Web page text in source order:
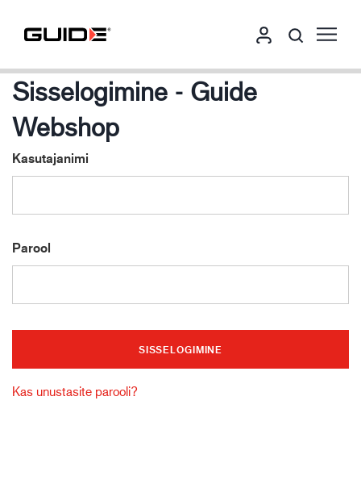
Sisselogimine - Guide
Webshop
Kasutajanimi
Parool
Kas unustasite parooli?